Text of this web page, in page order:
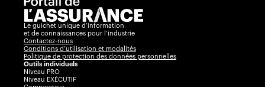
Le guichet unique d’information
et de connaissances pour l’industrie
Contactez-nous
Conditions d’utilisation et modalités
Politique de protection des données personnelles
Outils individuels
Niveau PRO
Niveau EXÉCUTIF